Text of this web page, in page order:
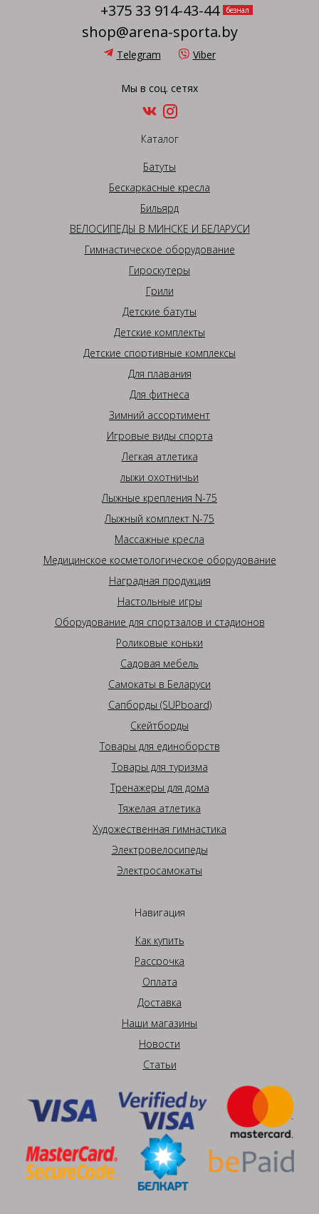
+375 33 914-43-44
безнал
shop@arena-sporta.by
Telegram Viber
Мы в соц. сетях
Каталог
Батуты
Бескаркасные кресла
Бильярд
ВЕЛОСИПЕДЫ В МИНСКЕ И БЕЛАРУСИ
Гимнастическое оборудование
Гироскутеры
Грили
Детские батуты
Детские комплекты
Детские спортивные комплексы
Для плавания
Для фитнеса
Зимний ассортимент
Игровые виды спорта
Легкая атлетика
лыжи охотничьи
Лыжные крепления N-75
Лыжный комплект N-75
Массажные кресла
Медицинское косметологическое оборудование
Наградная продукция
Настольные игры
Оборудование для спортзалов и стадионов
Роликовые коньки
Садовая мебель
Самокаты в Беларуси
Сапборды (SUPboard)
Скейтборды
Товары для единоборств
Товары для туризма
Тренажеры для дома
Тяжелая атлетика
Художественная гимнастика
Электровелосипеды
Электросамокаты
Навигация
Как купить
Рассрочка
Оплата
Доставка
Наши магазины
Новости
Статьи